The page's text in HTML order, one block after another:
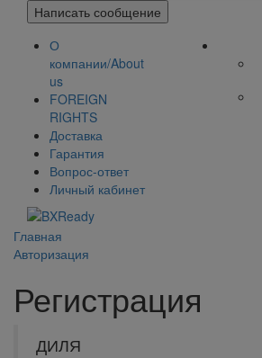
Написать сообщение
О
компании/About
us
FOREIGN
RIGHTS
Доставка
Гарантия
Вопрос-ответ
Личный кабинет
Главная
Авторизация
Регистрация
ДИЛЯ